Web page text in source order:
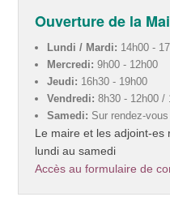
Ouverture de la
Lundi / Mardi: 14h00 -
Mercredi: 9h00 - 12h00
Jeudi: 16h30 - 19h00
Vendredi: 8h30 - 12h00 /
Samedi: Sur rendez-vous
Le maire et les adjoint-es
lundi au samedi
Accès au formulaire de